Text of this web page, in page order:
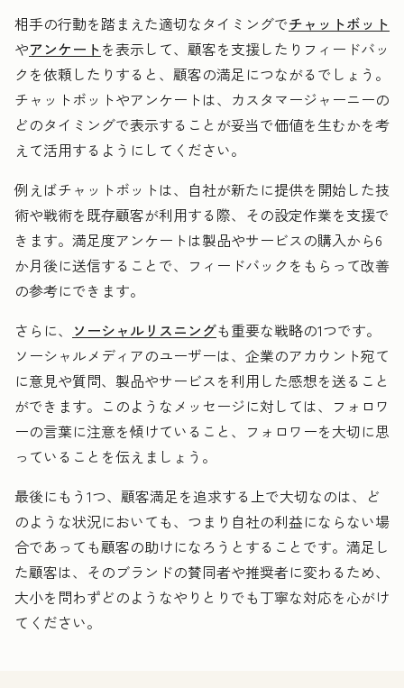
相手の行動を踏まえた適切なタイミングでチャットボット
やアンケートを表示して、顧客を支援したりフィードバッ
クを依頼したりすると、顧客の満足につながるでしょう。
チャットボットやアンケートは、カスタマージャーニーの
どのタイミングで表示することが妥当で価値を生むかを考
えて活用するようにしてください。
例えばチャットボットは、自社が新たに提供を開始した技
術や戦術を既存顧客が利用する際、その設定作業を支援で
きます。満足度アンケートは製品やサービスの購入から6
か月後に送信することで、フィードバックをもらって改善
の参考にできます。
さらに、 ソーシャルリスニングも重要な戦略の1つです。
ソーシャルメディアのユーザーは、企業のアカウント宛て
に意見や質問、製品やサービスを利用した感想を送ること
ができます。このようなメッセージに対しては、フォロワ
ーの言葉に注意を傾けていること、フォロワーを大切に思
っていることを伝えましょう。
最後にもう1つ、顧客満足を追求する上で大切なのは、ど
のような状況においても、つまり自社の利益にならない場
合であっても顧客の助けになろうとすることです。満足し
た顧客は、そのブランドの賛同者や推奨者に変わるため、
大小を問わずどのようなやりとりでも丁寧な対応を心がけ
てください。